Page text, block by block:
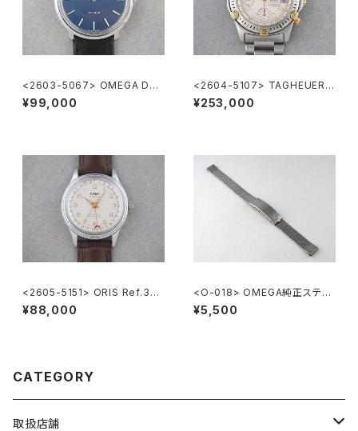
<2603-5067> OMEGA DE-
VILLE
¥99,000
<2604-5107> TAGHEUER S
uper 2000 Chronograph
¥253,000
<2605-5151> ORIS Ref.302
-7285B ”POINTER DATE"
¥88,000
<O-018> OMEGA純正ステン
レスメッシュブレスレット 10mm
¥5,500
CATEGORY
取扱店舗